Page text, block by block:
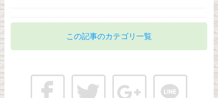
この記事のカテゴリ一覧